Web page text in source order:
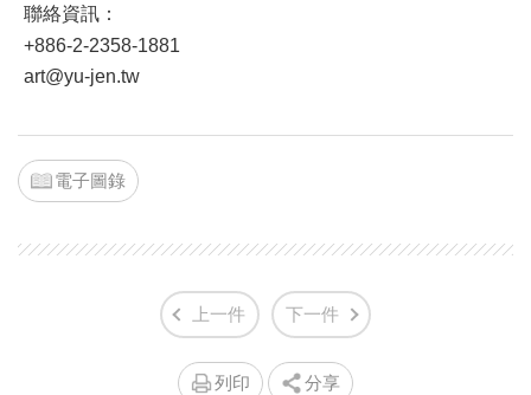
聯絡資訊：
+886-2-2358-1881
art@yu-jen.tw
電子圖錄
上一件 下一件
列印 分享